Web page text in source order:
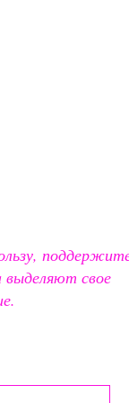
выделяют свое